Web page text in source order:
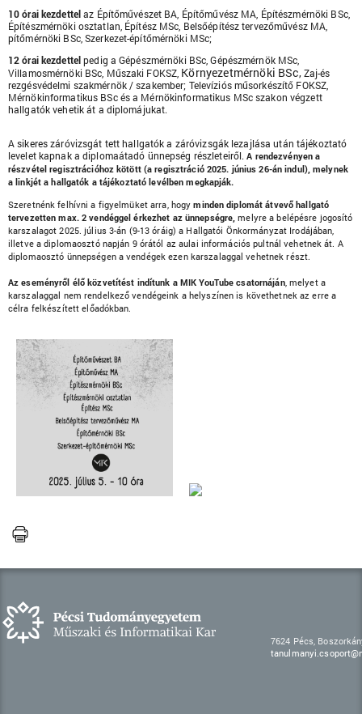
10 órai kezdettelaz Építőművészet BA, Építőművész MA, Építészmérnöki BSc,
Építészmérnöki osztatlan, Építész MSc, Belsőépítész tervezőművész MA,
pítőmérnöki BSc, Szerkezet-építőmérnöki MSc;
12 órai kezdettelpedig a Gépészmérnöki BSc, Gépészmérnök MSc,
Villamosmérnöki BSc, Műszaki FOKSZ, Környezetmérnöki BSc,Zaj-és
rezgésvédelmi szakmérnök / szakember; Televíziós műsorkészítő FOKSZ,
Mérnökinformatikus BSc és a Mérnökinformatikus MSc szakon végzett
hallgatók vehetik át a diplomájukat.
A sikeres záróvizsgát tett hallgatók a záróvizsgák lezajlása után tájékoztató
levelet kapnak a diplomaátadó ünnepség részleteiről.A rendezvényen a
részvétel regisztrációhoz kötött (a regisztráció 2025. június 26-án indul), melynek
a linkjét a hallgatók a tájékoztató levélben megkapják.
Szeretnénk felhívni a figyelmüket arra, hogyminden diplomát átvevő hallgató
tervezetten max. 2 vendéggel érkezhet az ünnepségre,melyre a belépésre jogosító
karszalagot 2025. július 3-án (9-13 óráig) a Hallgatói Önkormányzat Irodájában,
illetve a diplomaosztó napján 9 órától az aulai információs pultnál vehetnek át. A
diplomaosztó ünnepségen a vendégek ezen karszalaggal vehetnek részt.
Az eseményről élő közvetítést indítunk a MIK YouTube csatornáján, melyet a
karszalaggal nem rendelkező vendégeink a helyszínen is követhetnek az erre a
célra felkészített előadókban.
7624 Pécs,